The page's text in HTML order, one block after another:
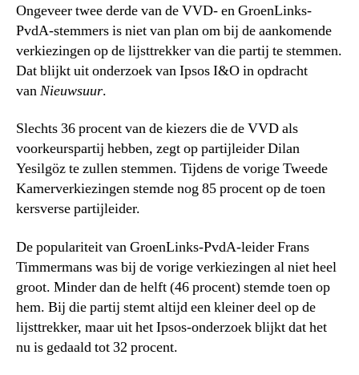
Ongeveer twee derde van de VVD- en GroenLinks-
PvdA-stemmers is niet van plan om bij de aankomende
verkiezingen op de lijsttrekker van die partij te stemmen.
Dat blijkt uit onderzoek van Ipsos I&O in opdracht
vanNieuwsuur.
Slechts 36 procent van de kiezers die de VVD als
voorkeurspartij hebben, zegt op partijleider Dilan
Yesilgöz te zullen stemmen. Tijdens de vorige Tweede
Kamerverkiezingen stemde nog 85 procent op de toen
kersverse partijleider.
De populariteit van GroenLinks-PvdA-leider Frans
Timmermans was bij de vorige verkiezingen al niet heel
groot. Minder dan de helft (46 procent) stemde toen op
hem. Bij die partij stemt altijd een kleiner deel op de
lijsttrekker, maar uit het Ipsos-onderzoek blijkt dat het
nu is gedaald tot 32 procent.